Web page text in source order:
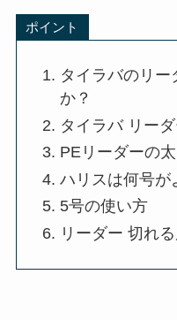
ポイント
タイラバのリー
か？
タイラバ リー
PEリーダーの
ハリスは何号が
5号の使い方
リーダー 切れ